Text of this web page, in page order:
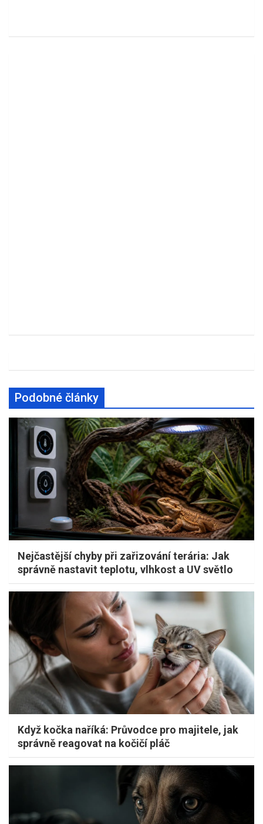
Podobné články
Nejčastější chyby při zařizování terária: Jak
správně nastavit teplotu, vlhkost a UV světlo
Když kočka naříká: Průvodce pro majitele, jak
správně reagovat na kočičí pláč